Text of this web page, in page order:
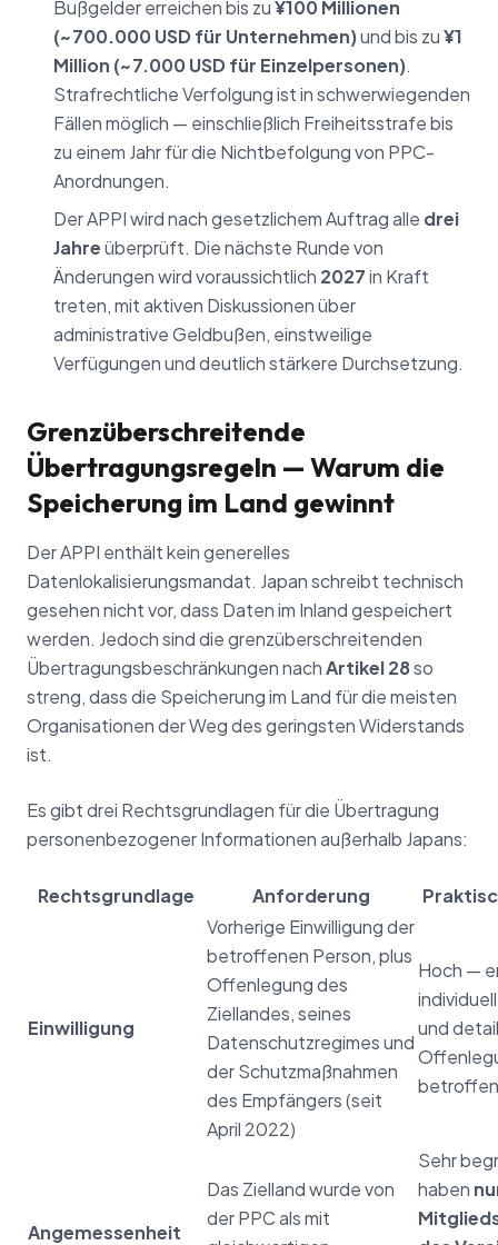
Bußgelder erreichen bis zu¥100 Millionen
(~700.000 USD für Unternehmen)und bis zu¥1
Million (~7.000 USD für Einzelpersonen).
Strafrechtliche Verfolgung ist in schwerwiegenden
Fällen möglich — einschließlich Freiheitsstrafe bis
zu einem Jahr für die Nichtbefolgung von PPC-
Anordnungen.
Der APPI wird nach gesetzlichem Auftrag alle drei
Jahreüberprüft. Die nächste Runde von
Änderungen wird voraussichtlich 2027in Kraft
treten, mit aktiven Diskussionen über
administrative Geldbußen, einstweilige
Verfügungen und deutlich stärkere Durchsetzung.
Grenzüberschreitende
Übertragungsregeln — Warum die
Speicherung im Land gewinnt
Der APPI enthält kein generelles
Datenlokalisierungsmandat. Japan schreibt technisch
gesehen nicht vor, dass Daten im Inland gespeichert
werden. Jedoch sind die grenzüberschreitenden
Übertragungsbeschränkungen nachArtikel 28so
streng, dass die Speicherung im Land für die meisten
Organisationen der Weg des geringsten Widerstands
ist.
Es gibt drei Rechtsgrundlagen für die Übertragung
personenbezogener Informationen außerhalb Japans:
Rechtsgrundlage Anforderung
Einwilligung
Vorherige Einwilligung der
betroffenen Person, plus
Offenlegung des
Ziellandes, seines
Datenschutzregimes und
der Schutzmaßnahmen
des Empfängers (seit
April 2022)
Hoch —
und
Angemessenheit
Das Zielland wurde von
der PPC als mit
Sehr
haben